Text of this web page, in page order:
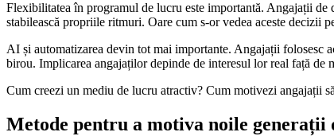
Flexibilitatea în programul de lucru este importantă. Angajații de
stabilească propriile ritmuri. Oare cum s-or vedea aceste decizii
AI și automatizarea devin tot mai importante. Angajații folosesc
birou. Implicarea angajaților depinde de interesul lor real față de
Cum creezi un mediu de lucru atractiv? Cum motivezi angajații
Metode pentru a motiva noile generații